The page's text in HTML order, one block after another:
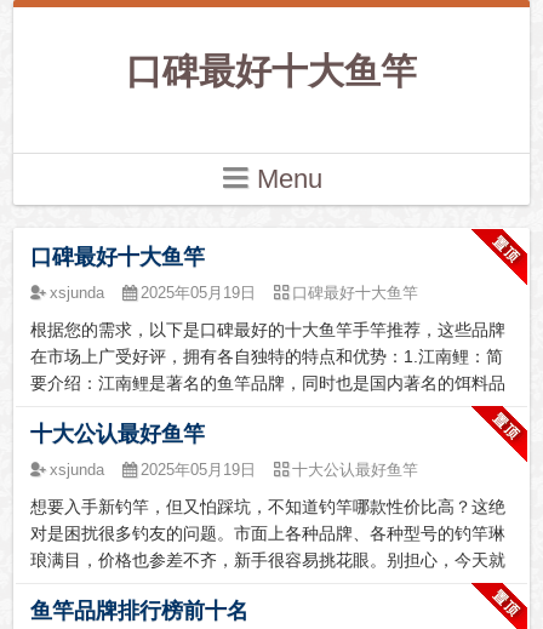
口碑最好十大鱼竿
Menu
口碑最好十大鱼竿
xsjunda 2025年05月19日 口碑最好十大鱼竿
根据您的需求，以下是口碑最好的十大鱼竿手竿推荐，这些品牌
在市场上广受好评，拥有各自独特的特点和优势：‌1.江南鲤：简
要介绍：江南鲤是著名的鱼竿品牌，同时也是国内著名的饵料品
牌，是国内较早一批有自己工厂的鱼竿品牌，自产自销，主打性
价比。推荐理由：市场份额领先，质量非常好，性价比高，主打
舒适性，近几年江南鲤凭借在钓鱼界的声誉开始大力发展钓具，
达亿瓦是一家享誉全球的渔具品牌，以其高品质的产品和创新技
术而著称。推荐理由：达亿瓦的钓鱼竿以其...
十大公认最好鱼竿
xsjunda 2025年05月19日 十大公认最好鱼竿
想要入手新钓竿，但又怕踩坑，不知道钓竿哪款性价比高？这绝
对是困扰很多钓友的问题。市面上各种品牌、各种型号的钓竿琳
琅满目，价格也参差不齐，新手很容易挑花眼。别担心，今天就
来跟大家聊聊如何选择适合自己的钓竿，希望能帮大家少走弯
路，找到真正实用又划算的宝贝。钓竿这东西，并不是越贵就越
鱼竿品牌排行榜前十名